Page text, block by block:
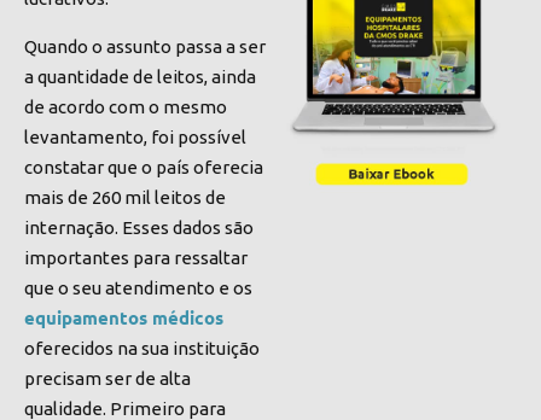
Quando o assunto passa a ser
a quantidade de leitos, ainda
de acordo com o mesmo
levantamento, foi possível
constatar que o país oferecia
mais de 260 mil leitos de
internação. Esses dados são
importantes para ressaltar
que o seu atendimento e os
equipamentos médicos
oferecidos na sua instituição
precisam ser de alta
qualidade. Primeiro para